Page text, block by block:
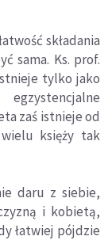
składania
sama. Ks. prof.
tylko jako
zaś istnieje od
księży tak
daru z siebie,
i kobietą,
łatwiej pójdzie